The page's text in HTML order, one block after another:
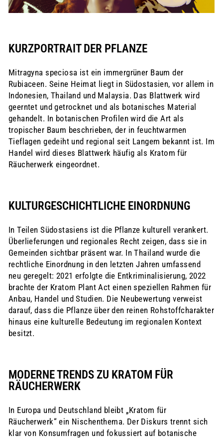
KURZPORTRAIT DER PFLANZE
Mitragyna speciosa ist ein immergrüner Baum der
Rubiaceen. Seine Heimat liegt in Südostasien, vor allem in
Indonesien, Thailand und Malaysia. Das Blattwerk wird
geerntet und getrocknet und als botanisches Material
gehandelt. In botanischen Profilen wird die Art als
tropischer Baum beschrieben, der in feuchtwarmen
Tieflagen gedeiht und regional seit Langem bekannt ist. Im
Handel wird dieses Blattwerk häufig als Kratom für
Räucherwerk eingeordnet.
KULTURGESCHICHTLICHE EINORDNUNG
In Teilen Südostasiens ist die Pflanze kulturell verankert.
Überlieferungen und regionales Recht zeigen, dass sie in
Gemeinden sichtbar präsent war. In Thailand wurde die
rechtliche Einordnung in den letzten Jahren umfassend
neu geregelt: 2021 erfolgte die Entkriminalisierung, 2022
brachte der Kratom Plant Act einen speziellen Rahmen für
Anbau, Handel und Studien. Die Neubewertung verweist
darauf, dass die Pflanze über den reinen Rohstoffcharakter
hinaus eine kulturelle Bedeutung im regionalen Kontext
besitzt.
MODERNE TRENDS ZU KRATOM FÜR
RÄUCHERWERK
In Europa und Deutschland bleibt „Kratom für
Räucherwerk“ ein Nischenthema. Der Diskurs trennt sich
klar von Konsumfragen und fokussiert auf botanische